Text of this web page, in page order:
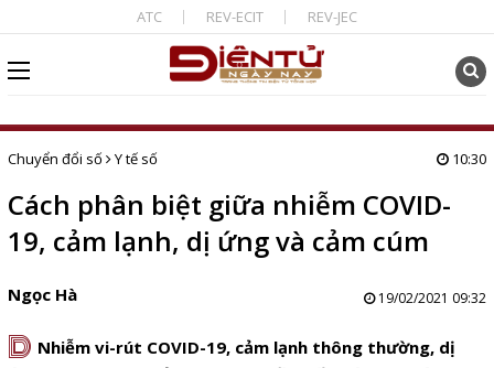
ATC REV-ECIT REV-JEC
Chuyển đổi số Y tế số 10:30
Cách phân biệt giữa nhiễm COVID-
19, cảm lạnh, dị ứng và cảm cúm
Ngọc Hà 19/02/2021 09:32
D Nhiễm vi-rút COVID-19, cảm lạnh thông thường, dị